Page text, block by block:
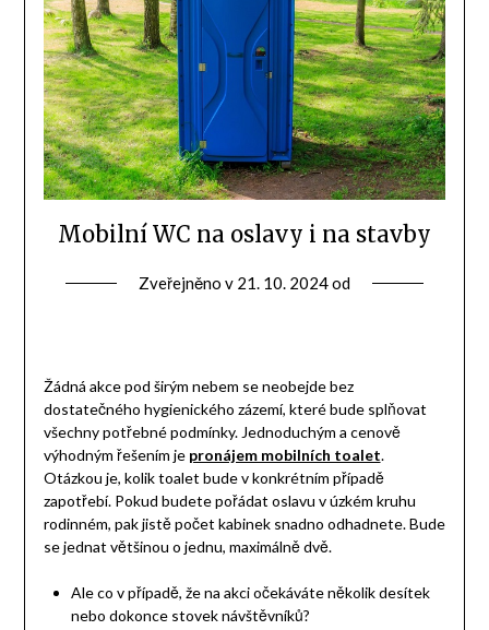
Mobilní WC na oslavy i na stavby
Zveřejněno v 21. 10. 2024od
Žádná akce pod širým nebem se neobejde bez
dostatečného hygienického zázemí, které bude splňovat
všechny potřebné podmínky. Jednoduchým a cenově
výhodným řešením je pronájem mobilních toalet.
Otázkou je, kolik toalet bude v konkrétním případě
zapotřebí. Pokud budete pořádat oslavu v úzkém kruhu
rodinném, pak jistě počet kabinek snadno odhadnete. Bude
se jednat většinou o jednu, maximálně dvě.
Ale co v případě, že na akci očekáváte několik desítek
nebo dokonce stovek návštěvníků?